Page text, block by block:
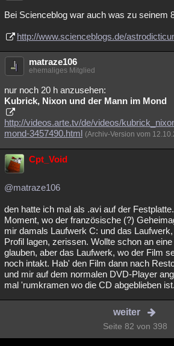
Bei Scienceblog war auch was zu seinem
http://www.scienceblogs.de/
matraze106
ehemaliges Mitglied
nur noch 20 h anzusehen:
Kubrick, Nixon und der Mann im Mond
http://videos.arte.tv/de/videos/
mond-3457490.html (Archiv-Version vom
Cpt_Void
@matraze106
den hatte ich mal als .avi auf der
Moment, wo der französische (?)
mir damals Laufwerk C: und das
Profil lagen, zerissen. Wollte schon an
glauben, aber das Laufwerk, wo der Film
noch intakt. Hab' den Film dann nach
und mir auf dem normalen DVD-Player
mal 'rumkramen wo die CD abgeblieben ist.
weiter
Seite 82 von 398